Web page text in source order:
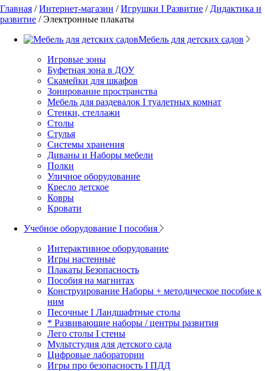
Главная /Интернет-магазин /Игрушки I Развитие / Дидактика и
развитие /Электронные плакаты
Мебель для детских садов
Игровые зоны
Буфетная зона в ДОУ
Скамейки для шкафов
Зонирование пространства
Мебель для раздевалок I туалетных комнат
Стенки, стеллажи
Столы
Стулья
Системы хранения
Диваны и Наборы мебели
Полки
Уличное оборудование
Кресло детское
Ковры
Кровати
Учебное оборудование I пособия
Интерактивное оборудование
Игры настенные
Плакаты Безопасность
Пособия на магнитах
Конструирование Наборы + методическое пособие к
ним
Песочные I Ландшафтные столы
* Развивающие наборы / центры развития
Лего столы I стены
Мультстудия для детского сада
Цифровые лаборатории
Игры про безопасность I ПДД